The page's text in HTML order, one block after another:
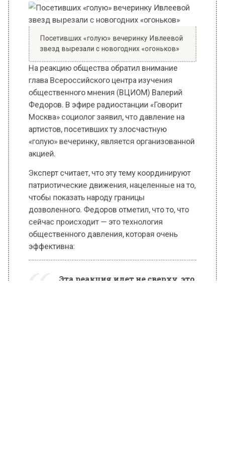
Посетивших «голую» вечеринку Ивлеевой
звезд вырезали с новогодних «огоньков»
На реакцию общества обратил внимание
глава Всероссийского центра изучения
общественного мнения (ВЦИОМ) Валерий
Федоров. В эфире радиостанции «Говорит
Москва» социолог заявил, что давление на
артистов, посетивших ту злосчастную
«голую» вечеринку, является организованной
акцией.
патриотические движения, нацеленные на то,
чтобы показать народу границы
дозволенного. Федоров отметил, что то, что
сейчас происходит — это технология
общественного давления, которая очень
эффективна: